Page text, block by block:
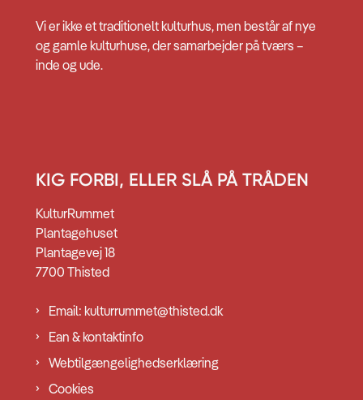
Vi er ikke et traditionelt kulturhus, men består af nye
og gamle kulturhuse, der samarbejder på tværs –
inde og ude.
KIG FORBI, ELLER SLÅ PÅ TRÅDEN
KulturRummet
Plantagehuset
Plantagevej 18
7700 Thisted
Email: kulturrummet@thisted.dk
Ean & kontaktinfo
Webtilgængelighedserklæring
Cookies